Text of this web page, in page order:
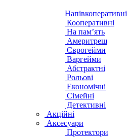
Напівкоперативні
Кооперативні
На пам’ять
Америтреш
Єврогейми
Варгейми
Абстрактні
Рольові
Економічні
Сімейні
Детективні
Акційні
Аксесуари
Протектори